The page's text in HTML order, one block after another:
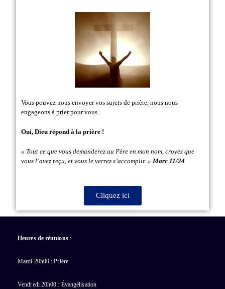
Vous pouvez nous envoyer vos sujets de prière, nous nous
engageons à prier pour vous.
Oui, Dieu répond à la prière !
« Tout ce que vous demanderez au Père en mon nom, croyez que
vous l’avez reçu, et vous le verrez s’accomplir. »Marc 11/24
Cliquez ici
Heures de réunions:
Mardi 20h00 : Prière
Vendredi 20h00 : Évangélisation